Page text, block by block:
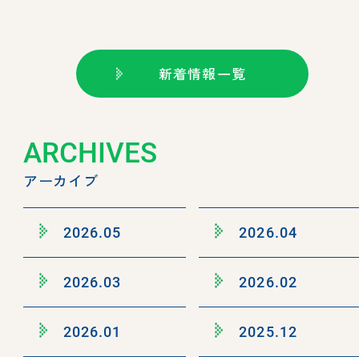
新着情報一覧
ARCHIVES
アーカイブ
2026.05 2026.04
2026.03 2026.02
2026.01 2025.12